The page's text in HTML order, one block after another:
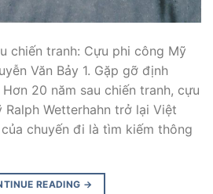
chiến tranh: Cựu phi công Mỹ
Văn Bảy 1. Gặp gỡ định
20 năm sau chiến tranh, cựu
Wetterhahn trở lại Việt
chuyến đi là tìm kiếm thông
READING →